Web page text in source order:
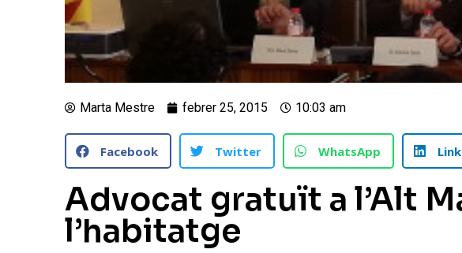
Marta Mestre febrer 25, 2015 10:03 am
Facebook Twitter WhatsApp
Advocat gratuït a l’Alt
l’habitatge